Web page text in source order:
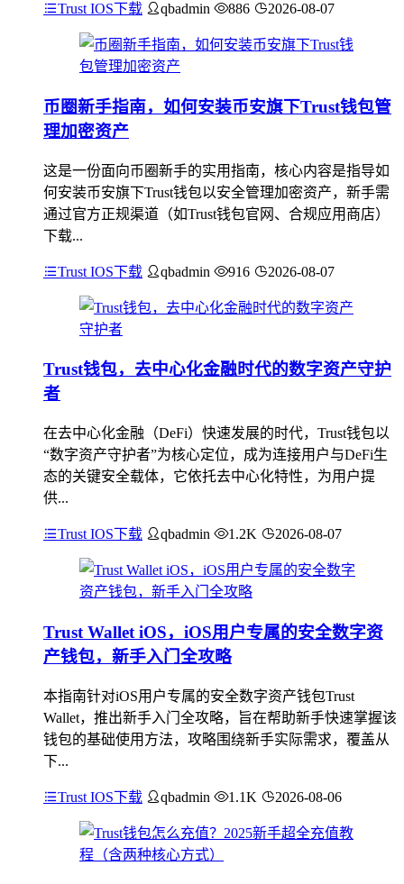
Trust IOS下载 qbadmin 886 2026-08-07
币圈新手指南，如何安装币安旗下Trust钱包管
理加密资产
这是一份面向币圈新手的实用指南，核心内容是指导如
何安装币安旗下Trust钱包以安全管理加密资产，新手需
通过官方正规渠道（如Trust钱包官网、合规应用商店）
下载...
Trust IOS下载 qbadmin 916 2026-08-07
Trust钱包，去中心化金融时代的数字资产守护
者
在去中心化金融（DeFi）快速发展的时代，Trust钱包以
“数字资产守护者”为核心定位，成为连接用户与DeFi生
态的关键安全载体，它依托去中心化特性，为用户提
供...
Trust IOS下载 qbadmin 1.2K 2026-08-07
Trust Wallet iOS，iOS用户专属的安全数字资
产钱包，新手入门全攻略
本指南针对iOS用户专属的安全数字资产钱包Trust
Wallet，推出新手入门全攻略，旨在帮助新手快速掌握该
钱包的基础使用方法，攻略围绕新手实际需求，覆盖从
下...
Trust IOS下载 qbadmin 1.1K 2026-08-06